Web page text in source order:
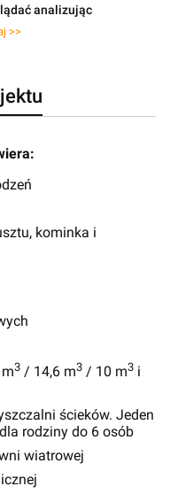
analizując
>>
kominka i
3 / 14,6 m3 / 10 m3 i
ścieków. Jeden
rodziny do 6 osób
wiatrowej